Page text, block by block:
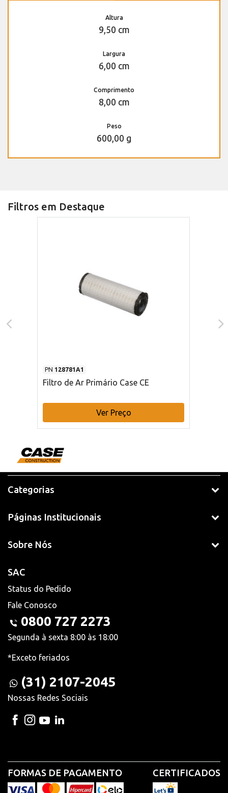
Altura
9,50 cm
Largura
6,00 cm
Comprimento
8,00 cm
Peso
600,00 g
Filtros em Destaque
PN 128781A1
Filtro de Ar Primário Case CE
Ver Preço
Categorias
Páginas Institucionais
Sobre Nós
SAC
Status do Pedido
Fale Conosco
0800 727 2273
Segunda à sexta 8:00 às 18:00
*Exceto feriados
(31) 2107-2045
Nossas Redes Sociais
FORMAS DE PAGAMENTO CERTIFICADOS